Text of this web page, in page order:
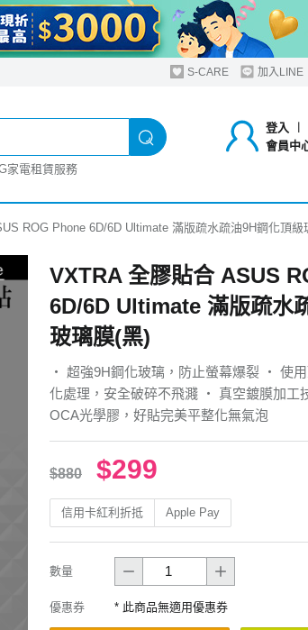
S-CARE 加入LINE
登入 ︱
會員中
家電租賃服務
ROG Phone 6D/6D Ultimate 滿版疏水疏油9H鋼化頂級
VXTRA 全膠貼合 ASUS
6D/6D Ultimate 滿版疏水
玻璃膜(黑)
‧ 超強9H鋼化玻璃，防止螢幕爆裂 ‧ 使
化處理，安全破碎不飛濺 ‧ 真空鍍膜加工
OCA光學膠，好貼完美平整化無氣泡
$880 $299
信用卡紅利折抵 Apple Pay
數量
優惠券 * 此商品無適用優惠券